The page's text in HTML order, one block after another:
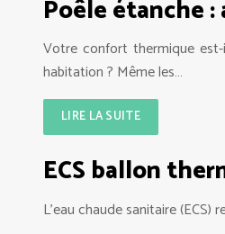
Poêle étanche
Votre confort thermique
habitation ? Même les…
LIRE LA SUITE
ECS ballon
L’eau chaude sanitaire